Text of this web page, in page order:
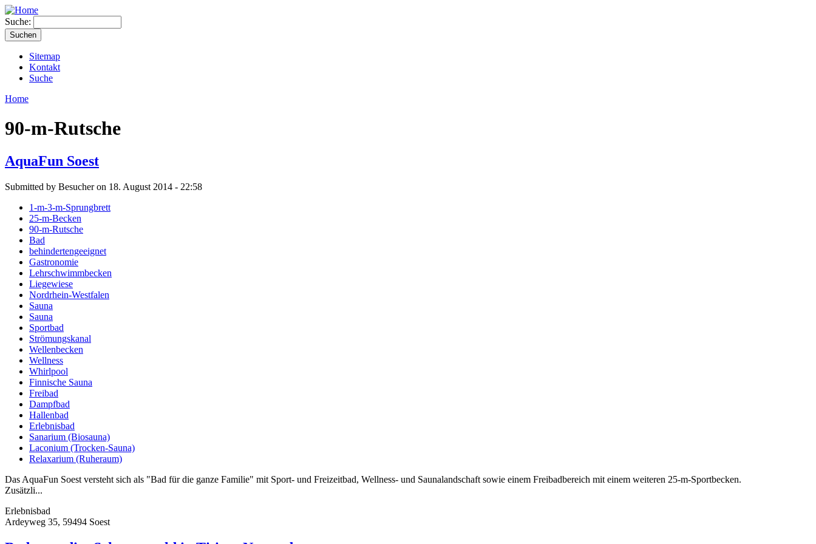
Suche:
Sitemap
Kontakt
Suche
Home
90-m-Rutsche
AquaFun Soest
Submitted by Besucher on 18. August 2014 - 22:58
1-m-3-m-Sprungbrett
25-m-Becken
90-m-Rutsche
Bad
behindertengeeignet
Gastronomie
Lehrschwimmbecken
Liegewiese
Nordrhein-Westfalen
Sauna
Sauna
Sportbad
Strömungskanal
Wellenbecken
Wellness
Whirlpool
Finnische Sauna
Freibad
Dampfbad
Hallenbad
Erlebnisbad
Sanarium (Biosauna)
Laconium (Trocken-Sauna)
Relaxarium (Ruheraum)
Das AquaFun Soest versteht sich als "Bad für die ganze Familie" mit Sport- und Freizeitbad, Wellness- und Saunalandschaft sowie einem Freibadbereich mit einem weiteren 25-m-Sportbecken.
Zusätzli...
Erlebnisbad
Ardeyweg 35, 59494 Soest